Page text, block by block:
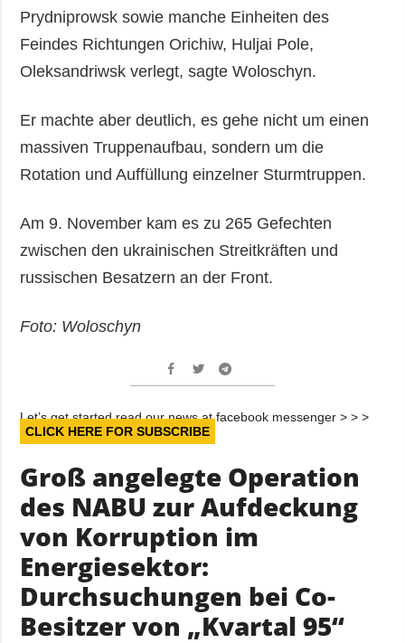
Fotos
Video
Prydniprowsk sowie manche Einheiten des
Feindes Richtungen Orichiw, Huljai Pole,
Oleksandriwsk verlegt, sagte Woloschyn.
Er machte aber deutlich, es gehe nicht um einen
massiven Truppenaufbau, sondern um die
Rotation und Auffüllung einzelner Sturmtruppen.
Am 9. November kam es zu 265 Gefechten
zwischen den ukrainischen Streitkräften und
russischen Besatzern an der Front.
Foto: Woloschyn
Let’s get started read our news at facebook messenger > > >
CLICK HERE FOR SUBSCRIBE
Groß angelegte Operation
des NABU zur Aufdeckung
von Korruption im
Energiesektor:
Durchsuchungen bei Co-
Besitzer von „Kvartal 95“